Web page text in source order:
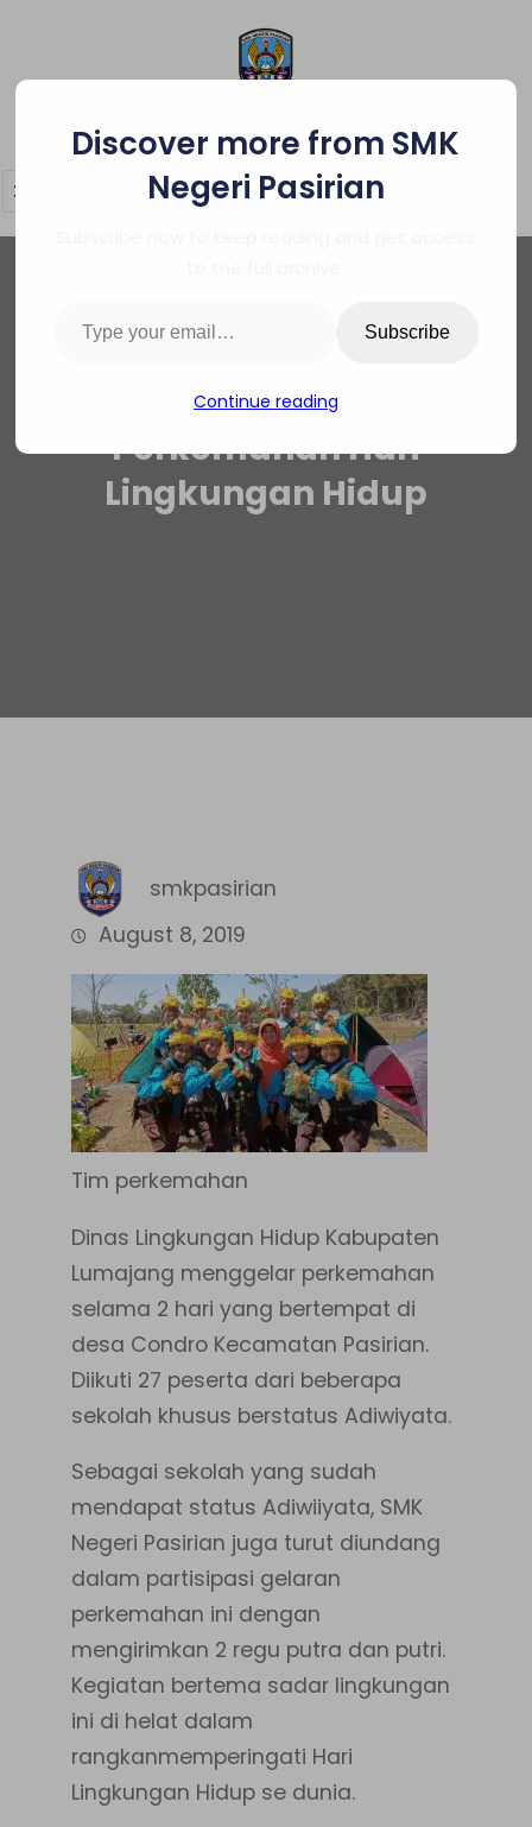
content
SMK Negeri Pasirian
Perkemahan Hari
Lingkungan Hidup
smkpasirian
August 8, 2019
Tim perkemahan
Dinas Lingkungan Hidup Kabupaten
Lumajang menggelar perkemahan
selama 2 hari yang bertempat di
desa Condro Kecamatan Pasirian.
Diikuti 27 peserta dari beberapa
sekolah khusus berstatus Adiwiyata.
Sebagai sekolah yang sudah
mendapat status Adiwiiyata, SMK
Negeri Pasirian juga turut diundang
dalam partisipasi gelaran
perkemahan ini dengan
mengirimkan 2 regu putra dan putri.
Kegiatan bertema sadar lingkungan
ini di helat dalam
rangkanmemperingati Hari
Lingkungan Hidup se dunia.
Discover more from SMK
Negeri Pasirian
Subscribe
Continue reading